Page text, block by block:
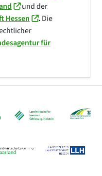
und der
Hessen
.Die
für